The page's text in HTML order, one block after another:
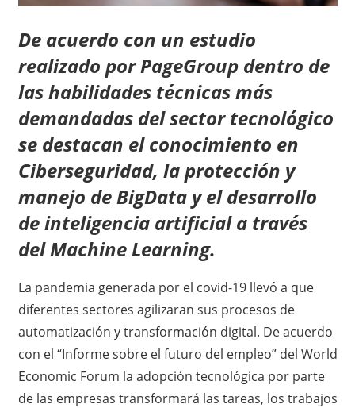
De acuerdo con un estudio
realizado por PageGroup dentro de
las habilidades técnicas más
demandadas del sector tecnológico
se destacan el conocimiento en
Ciberseguridad, la protección y
manejo de BigData y el desarrollo
de inteligencia artificial a través
del Machine Learning.
La pandemia generada por el covid-19 llevó a que
diferentes sectores agilizaran sus procesos de
automatización y transformación digital. De acuerdo
con el “Informe sobre el futuro del empleo” del World
Economic Forum la adopción tecnológica por parte
de las empresas transformará las tareas, los trabajos